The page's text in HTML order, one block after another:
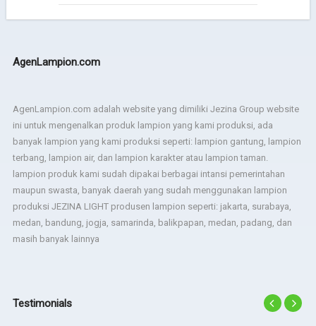
AgenLampion.com
AgenLampion.com adalah website yang dimiliki Jezina Group website
ini untuk mengenalkan produk lampion yang kami produksi, ada
banyak lampion yang kami produksi seperti: lampion gantung, lampion
terbang, lampion air, dan lampion karakter atau lampion taman.
lampion produk kami sudah dipakai berbagai intansi pemerintahan
maupun swasta, banyak daerah yang sudah menggunakan lampion
produksi JEZINA LIGHT produsen lampion seperti: jakarta, surabaya,
medan, bandung, jogja, samarinda, balikpapan, medan, padang, dan
masih banyak lainnya
Testimonials